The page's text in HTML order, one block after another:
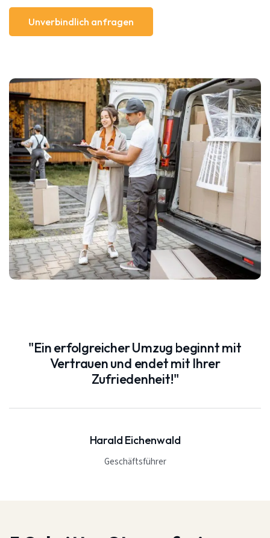
"Ein erfolgreicher Umzug beginnt mit
Vertrauen und endet mit Ihrer
Zufriedenheit!"
Harald Eichenwald
Geschäftsführer
Unverbindlich anfragen